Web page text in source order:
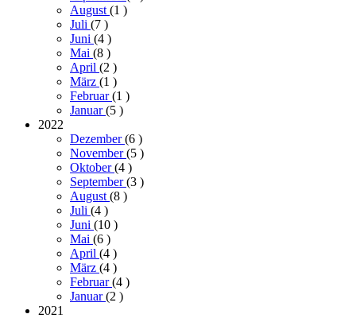
August (1 )
Juli (7 )
Juni (4 )
Mai (8 )
April (2 )
März (1 )
Februar(1 )
Januar(5 )
2022
Dezember(6 )
November(5 )
Oktober(4 )
September(3 )
August (8 )
Juli (4 )
Juni (10 )
Mai (6 )
April (4 )
März (4 )
Februar(4 )
Januar(2 )
2021